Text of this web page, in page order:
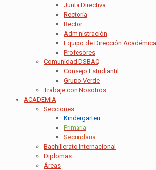
Junta Directiva
Rectoría
Rector
Administración
Equipo de Dirección Académica
Profesores
Comunidad DSBAQ
Consejo Estudiantil
Grupo Verde
Trabaje con Nosotros
ACADEMIA
Secciones
Kindergarten
Primaria
Secundaria
Bachillerato Internacional
Diplomas
Áreas